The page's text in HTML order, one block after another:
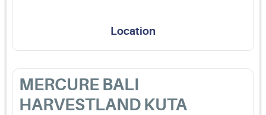
Location
MERCURE BALI
HARVESTLAND KUTA